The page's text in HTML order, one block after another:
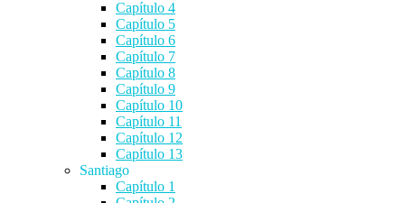
Capítulo 4
Capítulo 5
Capítulo 6
Capítulo 7
Capítulo 8
Capítulo 9
Capítulo 10
Capítulo 11
Capítulo 12
Capítulo 13
Santiago
Capítulo 1